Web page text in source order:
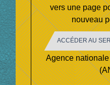
vers une page
nouveau
ACCÉDER AU
Agence